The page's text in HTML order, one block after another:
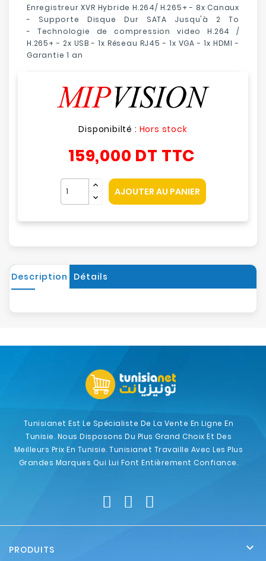
Enregistreur XVR Hybride H.264/ H.265+ - 8x Canaux
- Supporte Disque Dur SATA Jusqu'à 2 To
- Technologie de compression video H.264 /
H.265+ - 2x USB - 1x Réseau RJ45 - 1x VGA - 1x HDMI -
Garantie 1 an
Disponibilté : Hors stock
159,000 DT TTC
AJOUTER AU PANIER
Description Détails
Tunisianet Est Le Spécialiste De La Vente En Ligne En
Tunisie. Nous Disposons Du Plus Grand Choix Et Des
Meilleurs Prix En Tunisie. Tunisianet Travaille Avec Les Plus
Grandes Marques Qui Lui Font Entièrement Confiance.
PRODUITS 